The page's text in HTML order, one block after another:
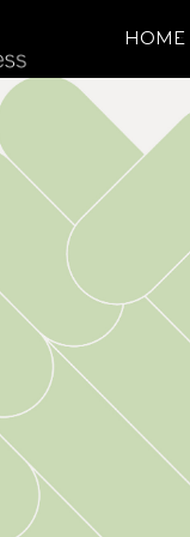
HOME